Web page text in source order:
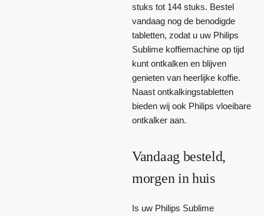
stuks tot 144 stuks. Bestel
vandaag nog de benodigde
tabletten, zodat u uw Philips
Sublime koffiemachine op tijd
kunt ontkalken en blijven
genieten van heerlijke koffie.
Naast ontkalkingstabletten
bieden wij ook Philips vloeibare
ontkalker aan.
Vandaag besteld,
morgen in huis
Is uw Philips Sublime